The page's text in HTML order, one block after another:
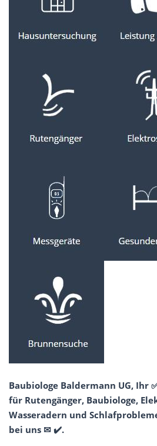
Baubiologe Baldermann UG, Ihr
für Rutengänger, Baubiologe,
Wasseradern und
bei uns ✉ ✔️.